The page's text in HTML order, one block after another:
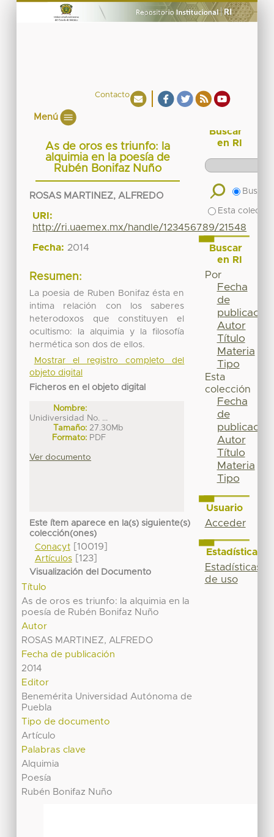
Contacto
Menú
As de oros es triunfo: la
alquimia en la poesía de
Rubén Bonifaz Nuño
ROSAS MARTINEZ, ALFREDO
URI:
http://ri.uaemex.mx/handle/123456789/21548
Fecha: 2014
Resumen:
La poesia de Ruben Bonifaz ésta en
intima relación con los saberes
heterodoxos que constituyen el
ocultismo: la alquimia y la filosofía
hermética son dos de ellos.
Mostrar el registro completo del
objeto digital
Ficheros en el objeto digital
Nombre:
Unidiversidad No. ...
Tamaño: 27.30Mb
Formato: PDF
Ver documento
Este ítem aparece en la(s) siguiente(s)
colección(ones)
Conacyt[10019]
Artículos[123]
Visualización del Documento
Título
As de oros es triunfo: la alquimia en la
poesía de Rubén Bonifaz Nuño
Autor
ROSAS MARTINEZ, ALFREDO
Fecha de publicación
2014
Editor
Benemérita Universidad Autónoma de
Puebla
Tipo de documento
Artículo
Palabras clave
Alquimia
Poesía
Rubén Bonifaz Nuño
Buscar
en RI
Buscar
Esta
Buscar
en RI
Por
Fecha
de
publicación
Autor
Título
Materia
Tipo
Esta
colección
Fecha
de
publicación
Autor
Título
Materia
Tipo
Usuario
Acceder
Estadísticas
Estadísticas
de uso